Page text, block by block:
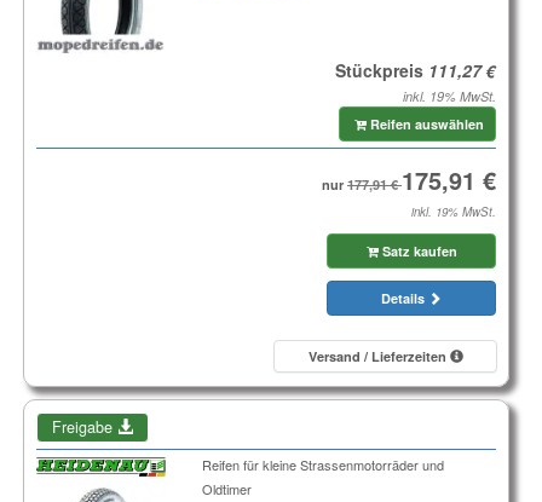
Stückpreis
inkl. 19% MwSt.
Reifen auswählen
nur
inkl. 19% MwSt.
Satz kaufen
Details
Versand / Lieferzeiten
Freigabe
Reifen für kleine Strassenmotorräder und
Oldtimer